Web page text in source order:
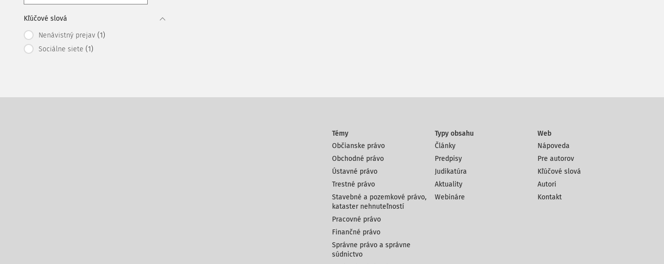
Kľúčové slová
Nenávistný prejav (1)
Sociálne siete (1)
Témy
Občianske právo
Obchodné právo
Ústavné právo
Trestné právo
Stavebné a pozemkové právo,
kataster nehnuteľností
Pracovné právo
Finančné právo
Správne právo a správne
súdnictvo
Typy obsahu
Články
Predpisy
Judikatúra
Aktuality
Webináre
Web
Nápoveda
Pre autorov
Kľúčové slová
Autori
Kontakt